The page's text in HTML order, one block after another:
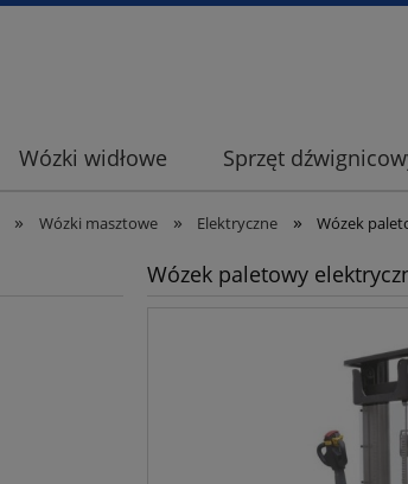
Wózki widłowe Sprzęt
» Wózki masztowe » Elektryczne » Wózek
Wózek paletowy